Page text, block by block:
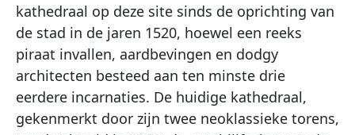
kathedraal op deze site sinds de oprichting van
de stad in de jaren 1520, hoewel een reeks
piraat invallen, aardbevingen en dodgy
architecten besteed aan ten minste drie
eerdere incarnaties. De huidige kathedraal,
gekenmerkt door zijn twee neoklassieke torens,